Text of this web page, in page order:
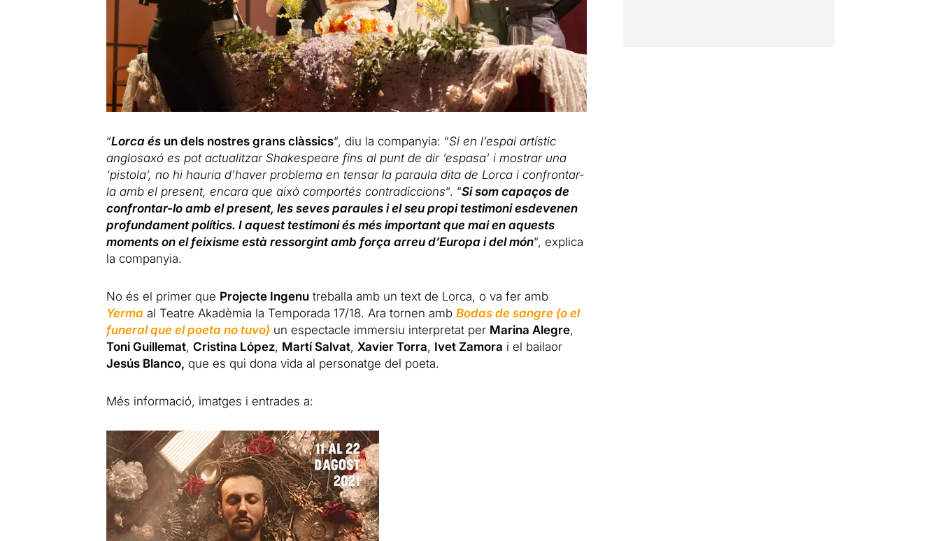
“Lorca ésun dels nostres grans clàssics“, diu la companyia: “Si en l’espai artístic
anglosaxó es pot actualitzar Shakespeare fins al punt de dir ‘espasa’ i mostrar una
‘pistola’, no hi hauria d’haver problema en tensar la paraula dita de Lorca i confrontar-
la amb el present, encara que això comportés contradiccions“. “Si som capaços de
confrontar-lo amb el present, les seves paraules i el seu propitestimoni esdevenen
profundament polítics. I aquest testimoni és més important que mai en aquests
moments on el feixisme està ressorgint amb força arreu d’Europa i del món“, explica
la companyia.
No és el primer que Projecte Ingenutreballa amb un text de Lorca, o va fer amb
Yerma al Teatre Akadèmia la Temporada 17/18. Ara tornen amb Bodas de sangre (o el
funeral que el poeta no tuvo) un espectacle immersiu interpretat per Marina Alegre,
Toni Guillemat, Cristina López, Martí Salvat, Xavier Torra, Ivet Zamora i el bailaor
Jesús Blanco, que es qui dona vida al personatge del poeta.
Més informació, imatges i entrades a: